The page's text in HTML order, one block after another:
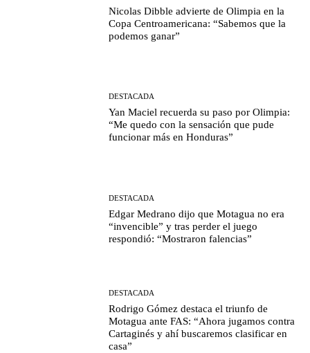
Nicolas Dibble advierte de Olimpia en la
Copa Centroamericana: “Sabemos que la
podemos ganar”
DESTACADA
Yan Maciel recuerda su paso por Olimpia:
“Me quedo con la sensación que pude
funcionar más en Honduras”
DESTACADA
Edgar Medrano dijo que Motagua no era
“invencible” y tras perder el juego
respondió: “Mostraron falencias”
DESTACADA
Rodrigo Gómez destaca el triunfo de
Motagua ante FAS: “Ahora jugamos contra
Cartaginés y ahí buscaremos clasificar en
casa”